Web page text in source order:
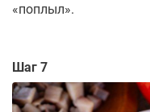
«поплыл».
Шаг 7